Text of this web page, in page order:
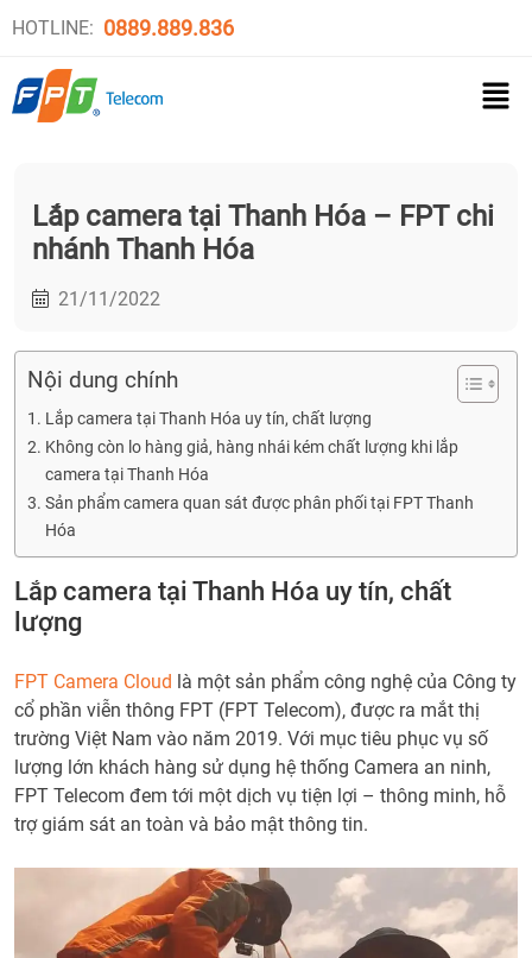
HOTLINE: 0889.889.836
Lắp camera tại Thanh Hóa – FPT chi
nhánh Thanh Hóa
21/11/2022
Nội dung chính
Lắp camera tại Thanh Hóa uy tín, chất lượng
Không còn lo hàng giả, hàng nhái kém chất lượng khi lắp
camera tại Thanh Hóa
Sản phẩm camera quan sát được phân phối tại FPT Thanh
Hóa
Lắp camera tại Thanh Hóa uy tín, chất
lượng
FPT Camera Cloud là một sản phẩm công nghệ của Công ty
cổ phần viễn thông FPT (FPT Telecom), được ra mắt thị
trường Việt Nam vào năm 2019. Với mục tiêu phục vụ số
lượng lớn khách hàng sử dụng hệ thống Camera an ninh,
FPT Telecom đem tới một dịch vụ tiện lợi – thông minh, hỗ
trợ giám sát an toàn và bảo mật thông tin.